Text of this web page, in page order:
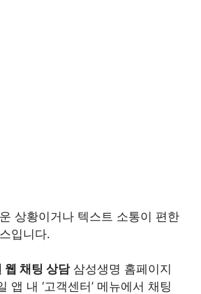
상황이거나 텍스트 소통이 편한
입니다.
웹 채팅 상담삼성생명 홈페이지
앱 내 ‘고객센터’ 메뉴에서 채팅